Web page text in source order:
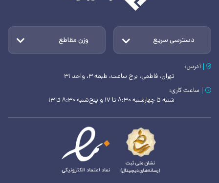
دسترسی سریع وزن مقاطع
آدرس:
تهران، فاطمی، برج ساعت، طبقه ۳، واحد ۳۱
ساعت کاری:
شنبه تا چهارشنبه ۸:۳۰ تا ۱۷ و پنج‌شنبه ۸:۳۰ تا ۱۳